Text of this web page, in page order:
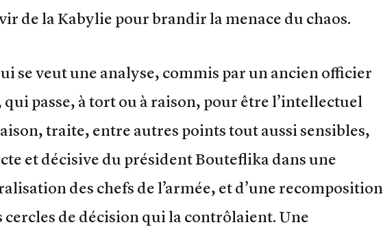
de la Kabylie pour brandir la menace du chaos.
se veut une analyse, commis par un ancien officier
passe, à tort ou à raison, pour être l’intellectuel
traite, entre autres points tout aussi sensibles,
et décisive du président Bouteflika dans une
des chefs de l’armée, et d’une recomposition
de décision qui la contrôlaient. Une